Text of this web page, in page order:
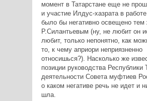
момент в Татарстане еще не
и участие Илдус-хазрата в
было бы негативно освещено
Р.Силантьевым (ну, не любит он
любит, только непонятно, как
то, к чему априори неприязненно
относишься?). Насколько же
позиции руководства Республики
деятельности Совета муфтиев
о каком негативе речь не идет и
шла.